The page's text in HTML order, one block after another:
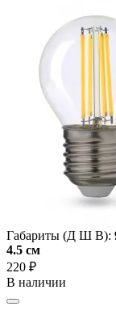
Габариты (Д Ш В):
4.5 cм
220 ₽
В наличии